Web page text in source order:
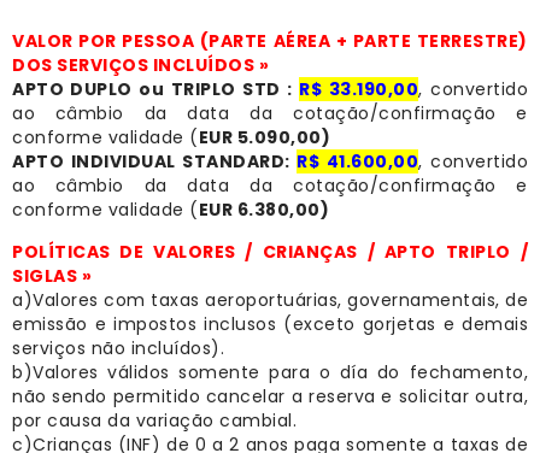
VALOR POR PESSOA (PARTE AÉREA + PARTE TERRESTRE)
DOS SERVIÇOS INCLUÍDOS »
APTO DUPLO ou TRIPLO STD : R$ 33.190,00, convertido
ao câmbio da data da cotação/confirmação e
conforme validade (EUR 5.090,00)
APTO INDIVIDUAL STANDARD: R$ 41.600,00, convertido
ao câmbio da data da cotação/confirmação e
conforme validade (EUR 6.380,00)
POLÍTICAS DE VALORES / CRIANÇAS / APTO TRIPLO /
SIGLAS »
a)Valores com taxas aeroportuárias, governamentais, de
emissão e impostos inclusos (exceto gorjetas e demais
serviços não incluídos).
b)Valores válidos somente para o día do fechamento,
não sendo permitido cancelar a reserva e solicitar outra,
por causa da variação cambial.
c)Crianças (INF) de 0 a 2 anos paga somente a taxas de